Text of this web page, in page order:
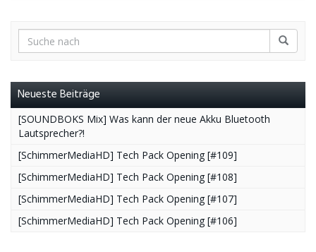
Neueste Beiträge
[SOUNDBOKS Mix] Was kann der neue Akku Bluetooth
Lautsprecher?!
[SchimmerMediaHD] Tech Pack Opening [#109]
[SchimmerMediaHD] Tech Pack Opening [#108]
[SchimmerMediaHD] Tech Pack Opening [#107]
[SchimmerMediaHD] Tech Pack Opening [#106]